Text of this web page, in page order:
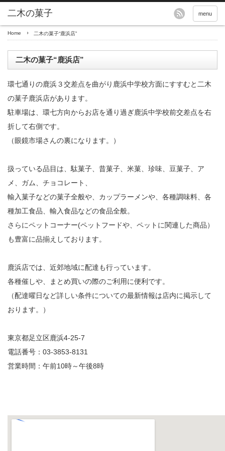
menu
Home 二木の菓子“鹿浜店”
二木の菓子“鹿浜店”
環七通りの鹿浜３交差点を曲がり鹿浜中学校方面にすすむと二木
の菓子鹿浜店があります。
駐車場は、環七方向からお店を通り過ぎ鹿浜中学校前交差点を右
折して右側です。
（眼鏡市場さんの裏になります。）
扱っている品目は、駄菓子、昔菓子、米菓、珍味、豆菓子、ア
メ、ガム、チョコレート、
輸入菓子などの菓子全般や、カップラーメンや、各種調味料、各
種加工食品、輸入食品などの食品全般。
さらにペットコーナー(ペットフードや、ペットに関連した商品）
も豊富に品揃えしております。
鹿浜店では、近郊地域に配達も行っています。
各種催しや、まとめ買いの際のご利用に便利です。
（配達曜日など詳しい条件についての最新情報は店内に掲示して
おります。）
東京都足立区鹿浜4-25-7
電話番号：03-3853-8131
営業時間：午前10時～午後8時